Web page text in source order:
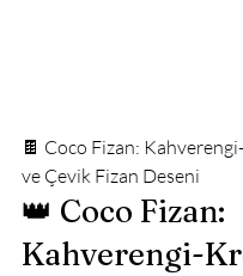
🍫 Coco Fizan:
ve Çevik Fizan Deseni
👑 Coco Fizan:
Kahverengi-